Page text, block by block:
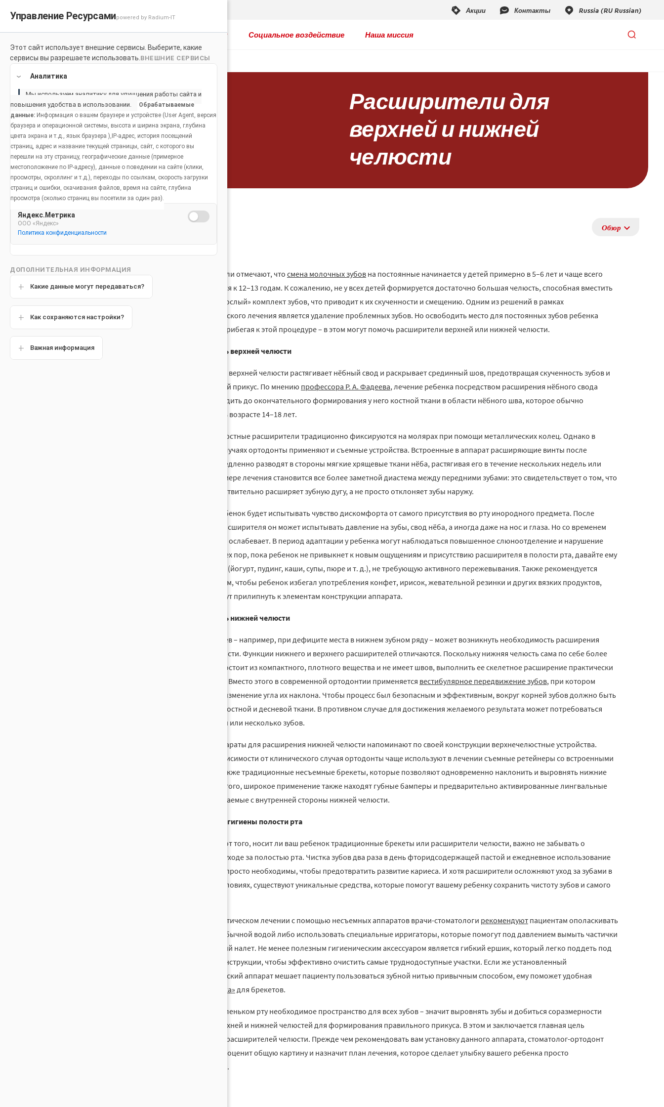
Для здоровой улыбки Продукты Социальное воздействие Наша миссия
Home Продукты
Расширители для
верхней и нижней
челюсти
Популярные статьи
Обзор
Исследователи отмечают, что смена молочных зубов на постоянные начинается у детей примерно в 5–6 лет и чаще всего
заканчивается к 12–13 годам. К сожалению, не у всех детей формируется достаточно большая челюсть, способная вместить
полный «взрослый» комплект зубов, что приводит к их скученности и смещению. Одним из решений в рамках
ортодонтического лечения является удаление проблемных зубов. Но освободить место для постоянных зубов ребенка
можно и не прибегая к этой процедуре – в этом могут помочь расширители верхней или нижней челюсти.
Расширитель верхней челюсти
Расширитель верхней челюсти растягивает нёбный свод и раскрывает срединный шов, предотвращая скученность зубов и
перекрестный прикус. По мнению профессора Р. А. Фадеева, лечение ребенка посредством расширения нёбного свода
лучше проводить до окончательного формирования у него костной ткани в области нёбного шва, которое обычно
происходит в возрасте 14–18 лет.
Верхние челюстные расширители традиционно фиксируются на молярах при помощи металлических колец. Однако в
некоторых случаях ортодонты применяют и съемные устройства. Встроенные в аппарат расширяющие винты после
активации медленно разводят в стороны мягкие хрящевые ткани нёба, растягивая его в течение нескольких недель или
месяцев. По мере лечения становится все более заметной диастема между передними зубами: это свидетельствует о том, что
аппарат действительно расширяет зубную дугу, а не просто отклоняет зубы наружу.
Поначалу ребенок будет испытывать чувство дискомфорта от самого присутствия во рту инородного предмета. После
активации расширителя он может испытывать давление на зубы, свод нёба, а иногда даже на нос и глаза. Но со временем
это давление ослабевает. В период адаптации у ребенка могут наблюдаться повышенное слюноотделение и нарушение
дикции. До тех пор, пока ребенок не привыкнет к новым ощущениям и присутствию расширителя в полости рта, давайте ему
мягкую пищу (йогурт, пудинг, каши, супы, пюре и т. д.), не требующую активного пережевывания. Также рекомендуется
следить за тем, чтобы ребенок избегал употребления конфет, ирисок, жевательной резинки и других вязких продуктов,
которые могут прилипнуть к элементам конструкции аппарата.
Расширитель нижней челюсти
В ряде случаев – например, при дефиците места в нижнем зубном ряду – может возникнуть необходимость расширения
нижней челюсти. Функции нижнего и верхнего расширителей отличаются. Поскольку нижняя челюсть сама по себе более
массивная, состоит из компактного, плотного вещества и не имеет швов, выполнить ее скелетное расширение практически
невозможно. Вместо этого в современной ортодонтии применяется вестибулярное передвижение зубов, при котором
происходит изменение угла их наклона. Чтобы процесс был безопасным и эффективным, вокруг корней зубов должно быть
достаточно костной и десневой ткани. В противном случае для достижения желаемого результата может потребоваться
удалить один или несколько зубов.
Нередко аппараты для расширения нижней челюсти напоминают по своей конструкции верхнечелюстные устройства.
Однако в зависимости от клинического случая ортодонты чаще используют в лечении съемные ретейнеры со встроенными
винтами, а также традиционные несъемные брекеты, которые позволяют одновременно наклонить и выровнять нижние
зубы. Кроме того, широкое применение также находят губные бамперы и предварительно активированные лингвальные
дуги, размещаемые с внутренней стороны нижней челюсти.
Соблюдение гигиены полости рта
Независимо от того, носит ли ваш ребенок традиционные брекеты или расширители челюсти, важно не забывать о
регулярном уходе за полостью рта. Чистка зубов два раза в день фторидсодержащей пастой и ежедневное использование
зубной нити просто необходимы, чтобы предотвратить развитие кариеса. И хотя расширители осложняют уход за зубами в
домашних условиях, существуют уникальные средства, которые помогут вашему ребенку сохранить чистоту зубов и самого
При ортодонтическом лечении с помощью несъемных аппаратов врачи-стоматологи рекомендуют пациентам ополаскивать
устройства обычной водой либо использовать специальные ирригаторы, которые помогут под давлением вымыть частички
пищи и мягкий налет. Не менее полезным гигиеническим аксессуаром является гибкий ершик, который легко поддеть под
элементы конструкции, чтобы эффективно очистить самые труднодоступные участки. Если же установленный
ортодонтический аппарат мешает пациенту пользоваться зубной нитью привычным способом, ему поможет удобная
«зубная рыбка» для брекетов.
Создать в маленьком рту необходимое пространство для всех зубов – значит выровнять зубы и добиться соразмерности
развития верхней и нижней челюстей для формирования правильного прикуса. В этом и заключается главная цель
применения расширителей челюсти. Прежде чем рекомендовать вам установку данного аппарата, стоматолог-ортодонт
обязательно оценит общую картину и назначит план лечения, которое сделает улыбку вашего ребенка просто
неотразимой.
Управление Ресурсамиpowered by Radium-IT
Этот сайт использует внешние сервисы. Выберите, какие
сервисы вы разрешаете использовать. ВНЕШНИЕ СЕРВИСЫ
Аналитика
Мы используем аналитику для улучшения работы сайта и
повышения удобства в использовании.
Обрабатываемые
данные: Информация о вашем браузере и устройстве (User Agent, версия
браузера и операционной системы, высота и ширина экрана, глубина
цвета экрана и т.д., язык браузера ),IP-адрес, история посещений
страниц, адрес и название текущей страницы, сайт, с которого вы
перешли на эту страницу, географические данные (примерное
местоположение по IP-адресу), данные о поведении на сайте (клики,
просмотры, скроллинг и т.д.), переходы по ссылкам, скорость загрузки
страниц и ошибки, скачивания файлов, время на сайте, глубина
просмотра (сколько страниц вы посетили за один раз).
Яндекс.Метрика
ООО «Яндекс»
Политика конфиденциальности
ДОПОЛНИТЕЛЬНАЯ ИНФОРМАЦИЯ
Какие данные могут передаваться?
Как сохраняются настройки?
Важная информация